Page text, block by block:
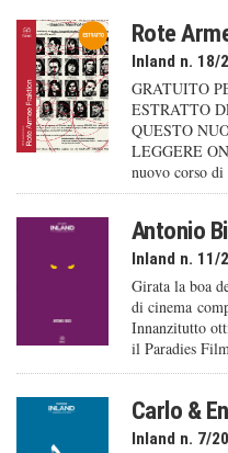
Rote
Inland n. 18/
GRATUITO
ESTRATTO
QUESTO
LEGGERE
nuovo corso
Antonio
Inland n. 11/
Girata la boa
di cinema
Innanzitutto
il Paradies
Carlo &
Inland n. 7/